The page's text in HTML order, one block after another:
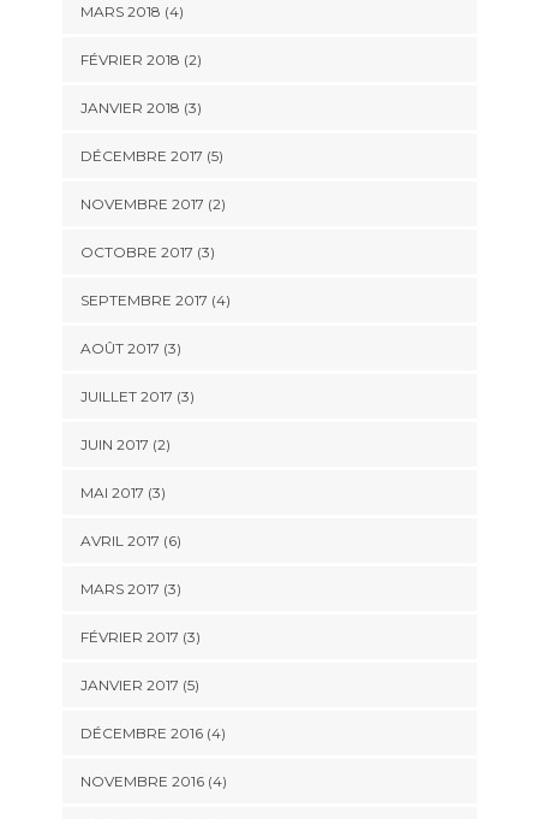
MARS 2018 (4)
FÉVRIER 2018 (2)
JANVIER 2018 (3)
DÉCEMBRE 2017 (5)
NOVEMBRE 2017 (2)
OCTOBRE 2017 (3)
SEPTEMBRE 2017 (4)
AOÛT 2017 (3)
JUILLET 2017 (3)
JUIN 2017 (2)
MAI 2017 (3)
AVRIL 2017 (6)
MARS 2017 (3)
FÉVRIER 2017 (3)
JANVIER 2017 (5)
DÉCEMBRE 2016(4)
NOVEMBRE 2016(4)